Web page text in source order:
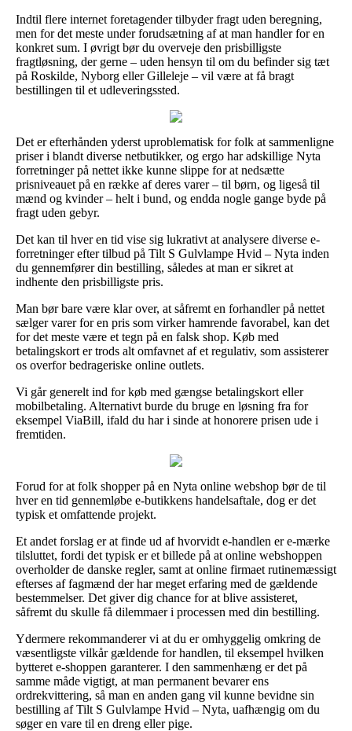
Indtil flere internet foretagender tilbyder fragt uden beregning,
men for det meste under forudsætning af at man handler for en
konkret sum. I øvrigt bør du overveje den prisbilligste
fragtløsning, der gerne – uden hensyn til om du befinder sig tæt
på Roskilde, Nyborg eller Gilleleje – vil være at få bragt
bestillingen til et udleveringssted.
Det er efterhånden yderst uproblematisk for folk at sammenligne
priser i blandt diverse netbutikker, og ergo har adskillige Nyta
forretninger på nettet ikke kunne slippe for at nedsætte
prisniveauet på en række af deres varer – til børn, og ligeså til
mænd og kvinder – helt i bund, og endda nogle gange byde på
fragt uden gebyr.
Det kan til hver en tid vise sig lukrativt at analysere diverse e-
forretninger efter tilbud på Tilt S Gulvlampe Hvid – Nyta inden
du gennemfører din bestilling, således at man er sikret at
indhente den prisbilligste pris.
Man bør bare være klar over, at såfremt en forhandler på nettet
sælger varer for en pris som virker hamrende favorabel, kan det
for det meste være et tegn på en falsk shop. Køb med
betalingskort er trods alt omfavnet af et regulativ, som assisterer
os overfor bedrageriske online outlets.
Vi går generelt ind for køb med gængse betalingskort eller
mobilbetaling. Alternativt burde du bruge en løsning fra for
eksempel ViaBill, ifald du har i sinde at honorere prisen ude i
fremtiden.
Forud for at folk shopper på en Nyta online webshop bør de til
hver en tid gennemløbe e-butikkens handelsaftale, dog er det
typisk et omfattende projekt.
Et andet forslag er at finde ud af hvorvidt e-handlen er e-mærke
tilsluttet, fordi det typisk er et billede på at online webshoppen
overholder de danske regler, samt at online firmaet rutinemæssigt
efterses af fagmænd der har meget erfaring med de gældende
bestemmelser. Det giver dig chance for at blive assisteret,
såfremt du skulle få dilemmaer i processen med din bestilling.
Ydermere rekommanderer vi at du er omhyggelig omkring de
væsentligste vilkår gældende for handlen, til eksempel hvilken
bytteret e-shoppen garanterer. I den sammenhæng er det på
samme måde vigtigt, at man permanent bevarer ens
ordrekvittering, så man en anden gang vil kunne bevidne sin
bestilling af Tilt S Gulvlampe Hvid – Nyta, uafhængig om du
søger en vare til en dreng eller pige.